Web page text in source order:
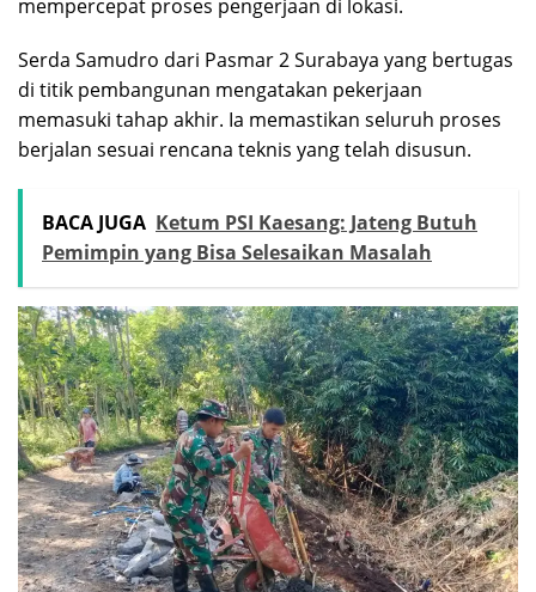
mempercepat proses pengerjaan di lokasi.
Serda Samudro dari Pasmar 2 Surabaya yang bertugas
di titik pembangunan mengatakan pekerjaan
memasuki tahap akhir. Ia memastikan seluruh proses
berjalan sesuai rencana teknis yang telah disusun.
BACA JUGA Ketum PSI Kaesang: Jateng Butuh
Pemimpin yang Bisa Selesaikan Masalah